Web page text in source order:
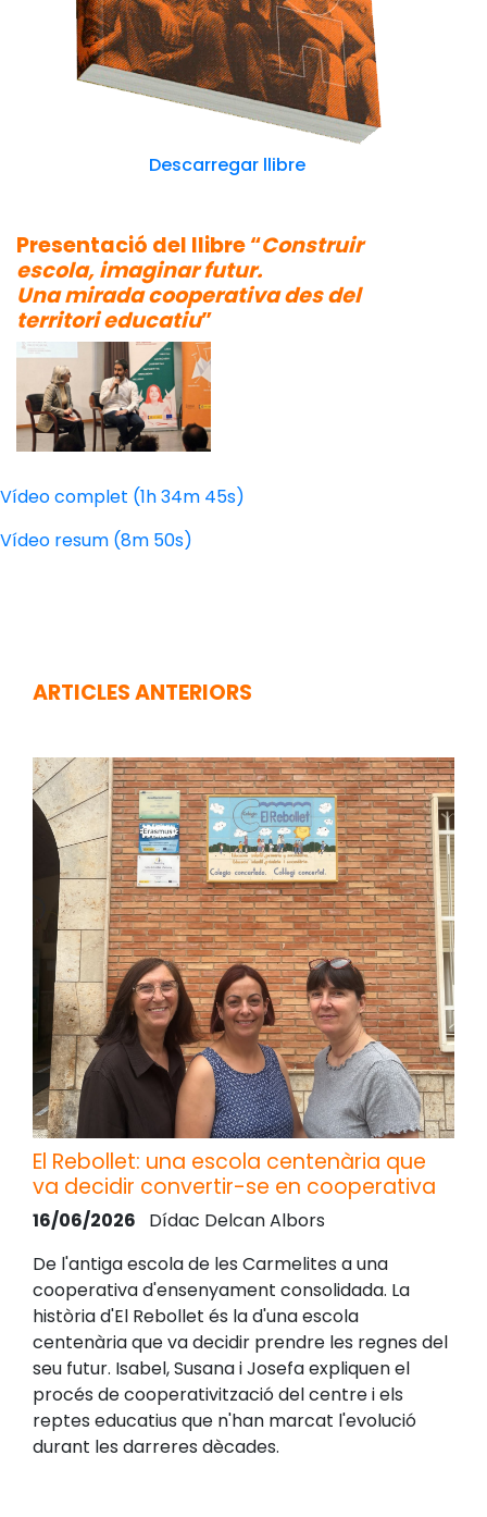
Descarregar llibre
Presentació del llibre “Construir
escola, imaginar futur.
Una mirada cooperativa des del
territori educatiu”
Vídeo complet (1h 34m 45s)
Vídeo resum (8m 50s)
ARTICLES ANTERIORS
El Rebollet: una escola centenària que
va decidir convertir-se en cooperativa
16/06/2026 Dídac Delcan Albors
De l'antiga escola de les Carmelites a una
cooperativa d'ensenyament consolidada. La
història d'El Rebollet és la d'una escola
centenària que va decidir prendre les regnes del
seu futur. Isabel, Susana i Josefa expliquen el
procés de cooperativització del centre i els
reptes educatius que n'han marcat l'evolució
durant les darreres dècades.